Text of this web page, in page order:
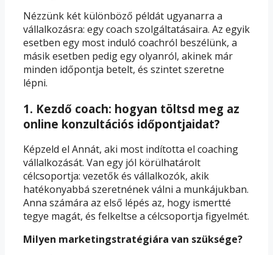
Nézzünk két különböző példát ugyanarra a
vállalkozásra: egy coach szolgáltatásaira. Az egyik
esetben egy most induló coachról beszélünk, a
másik esetben pedig egy olyanról, akinek már
minden időpontja betelt, és szintet szeretne
lépni.
1. Kezdő coach: hogyan töltsd meg az
online konzultációs időpontjaidat?
Képzeld el Annát, aki most indította el coaching
vállalkozását. Van egy jól körülhatárolt
célcsoportja: vezetők és vállalkozók, akik
hatékonyabbá szeretnének válni a munkájukban.
Anna számára az első lépés az, hogy ismertté
tegye magát, és felkeltse a célcsoportja figyelmét.
Milyen marketingstratégiára van szüksége?